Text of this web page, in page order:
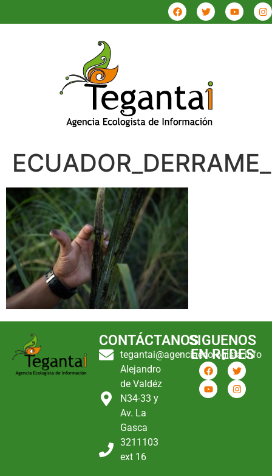
CONTÁCTANOS
tegantai@agenciaecologista.info
Alejandro
de Valdéz
N34-33 y
Av. La
Gasca
3211103
ext 16
SIGUENOS
EN REDES